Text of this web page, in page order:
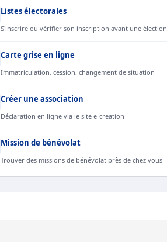
Listes électorales
S'inscrire ou vérifier son inscription avant une élection
Carte grise en ligne
Immatriculation, cession, changement de situation
Créer une association
Déclaration en ligne via le site e-creation
Mission de bénévolat
Trouver des missions de bénévolat près de chez vous